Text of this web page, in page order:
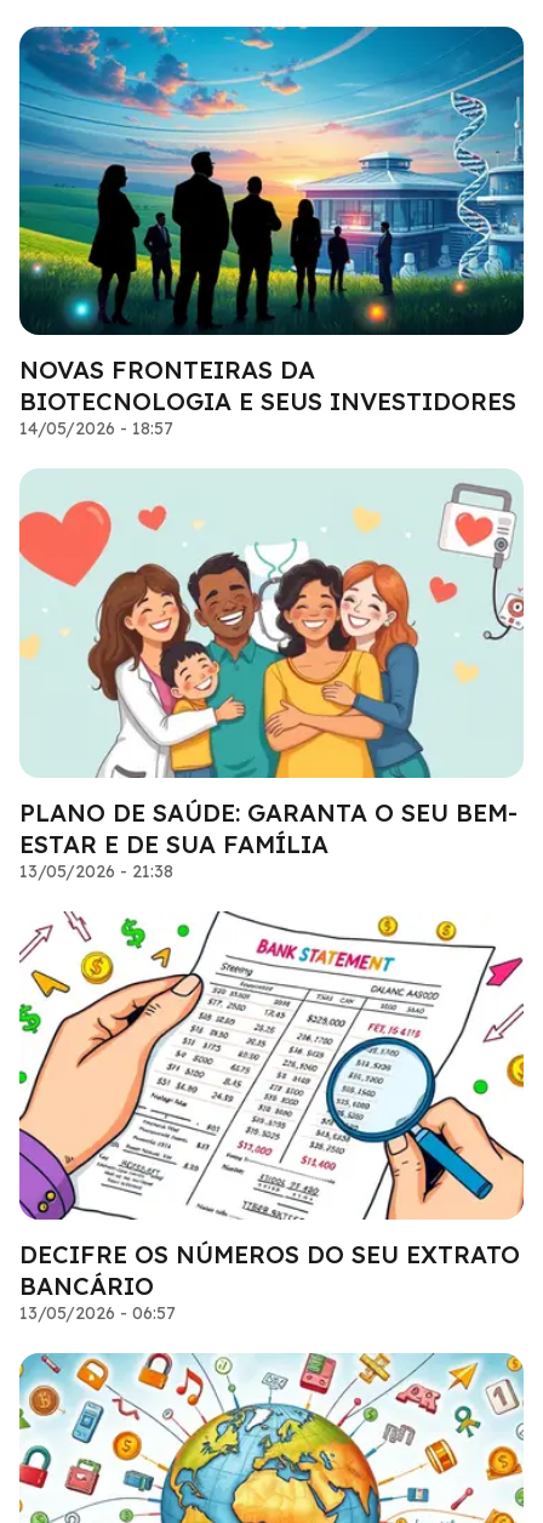
NOVAS FRONTEIRAS DA
BIOTECNOLOGIA E SEUS INVESTIDORES
14/05/2026 - 18:57
PLANO DE SAÚDE: GARANTA O SEU BEM-
ESTAR E DE SUA FAMÍLIA
13/05/2026 - 21:38
DECIFRE OS NÚMEROS DO SEU EXTRATO
BANCÁRIO
13/05/2026 - 06:57